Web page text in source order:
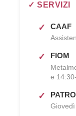
✓ SERVIZI
CAAF
FIOM
e